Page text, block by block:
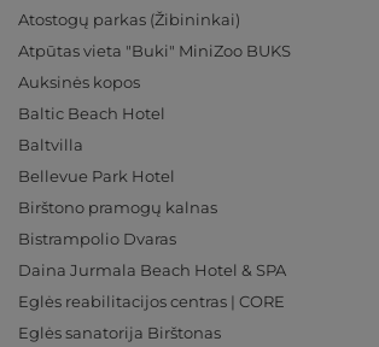
Atostogų parkas (Žibininkai)
Atpūtas vieta "Buki" MiniZoo BUKS
Auksinės kopos
Baltic Beach Hotel
Baltvilla
Bellevue Park Hotel
Birštono pramogų kalnas
Bistrampolio Dvaras
Daina Jurmala Beach Hotel & SPA
Eglės reabilitacijos centras | CORE
Eglės sanatorija Birštonas